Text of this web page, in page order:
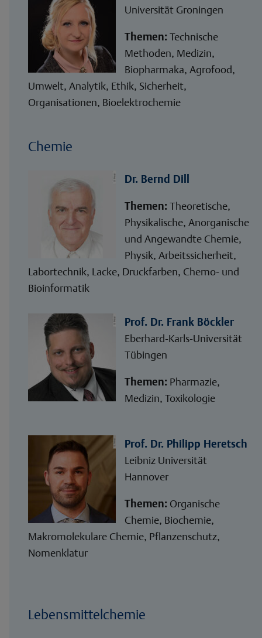
Universität Groningen
Themen:Technische
Methoden, Medizin,
Biopharmaka, Agrofood,
Umwelt, Analytik, Ethik, Sicherheit,
Organisationen, Bioelektrochemie
Chemie
Dr. Bernd Dill
Themen:Theoretische,
Physikalische, Anorganische
und Angewandte Chemie,
Physik, Arbeitssicherheit,
Labortechnik, Lacke, Druckfarben, Chemo- und
Bioinformatik
Prof. Dr. Frank Böckler
Eberhard-Karls-Universität
Tübingen
Themen: Pharmazie,
Medizin, Toxikologie
Prof. Dr. Philipp Heretsch
Leibniz Universität
Hannover
Themen: Organische
Chemie, Biochemie,
Makromolekulare Chemie, Pflanzenschutz,
Nomenklatur
Lebensmittelchemie